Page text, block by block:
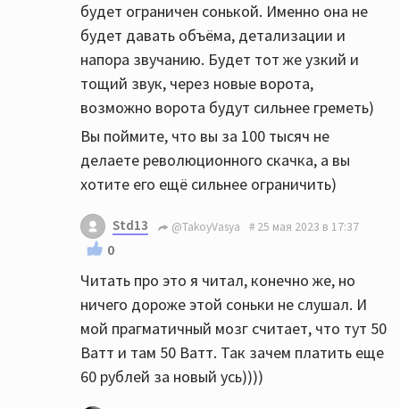
будет ограничен сонькой. Именно она не
будет давать объёма, детализации и
напора звучанию. Будет тот же узкий и
тощий звук, через новые ворота,
возможно ворота будут сильнее греметь)
Вы поймите, что вы за 100 тысяч не
делаете революционного скачка, а вы
хотите его ещё сильнее ограничить)
Std13 @TakoyVasya 25 мая 2023 в 17:37
0
Читать про это я читал, конечно же, но
ничего дороже этой соньки не слушал. И
мой прагматичный мозг считает, что тут 50
Ватт и там 50 Ватт. Так зачем платить еще
60 рублей за новый усь))))